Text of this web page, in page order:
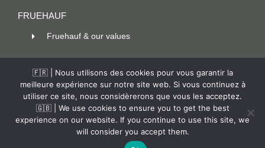
FRUEHAUF
Fruehauf & our values
Contact
Fruehauf Legal Notice
🇫🇷 | Nous utilisons des cookies pour vous garantir la
meilleure expérience sur notre site web. Si vous continuez à
utiliser ce site, nous considèrerons que vous les acceptez.
🇬🇧 | We use cookies to ensure you to get the best
experience on our website. If you continue to use this site, we
will consider you accept them.